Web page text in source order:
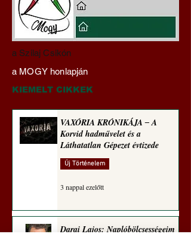
Darai Lajos:
Naplóbölcsességeim
(2024)
a Szilaj Csikón
a MOGY honlapján
KIEMELT CIKKEK
VAXÓRIA KRÓNIKÁJA ‒ A
Korvid hadművelet és a
Láthatatlan Gépezet évtizede
Új Történelem
3 nappal ezelőtt
Darai Lajos: Naplóbölcsességeim